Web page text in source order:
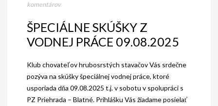
komentárov
ŠPECIÁLNE SKÚŠKY Z
VODNEJ PRÁCE 09.08.2025
Klub chovateľov hrubosrstých stavačov Vás srdečne
pozýva na skúšky špeciálnej vodnej práce, ktoré
usporiada dňa 09.08.2025 t.j. v sobotu v spolupráci s
PZ Priehrada – Blatné. Prihlášku Vás žiadame posielať